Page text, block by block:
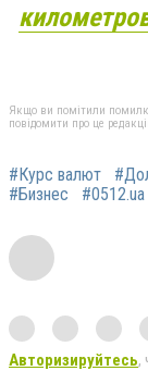
Якщо ви помітили
повідомити про це
#Курс валют
#Бизнес
#0512.ua
Авторизируйтесь,